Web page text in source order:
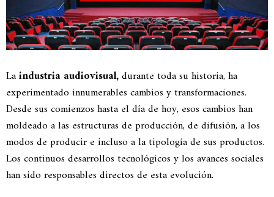
Laindustria audiovisual,durante toda su historia, ha
experimentado innumerables cambios y transformaciones.
Desde sus comienzos hasta el día de hoy, esos cambios han
moldeado a las estructuras de producción, de difusión, a los
modos de producir e incluso a la tipología de sus productos.
Los continuos desarrollos tecnológicos y los avances sociales
han sido responsables directos de esta evolución.